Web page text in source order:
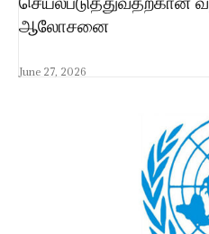
ஆலோசனை
June 27, 2026